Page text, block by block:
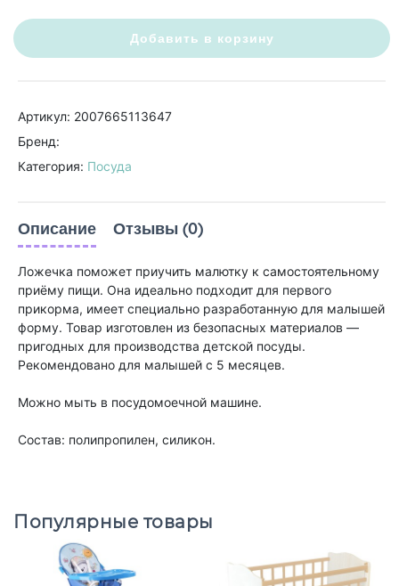
Добавить в корзину
Артикул: 2007665113647
Бренд:
Категория: Посуда
Описание Отзывы (0)
Ложечка поможет приучить малютку к самостоятельному
приёму пищи. Она идеально подходит для первого
прикорма, имеет специально разработанную для малышей
форму. Товар изготовлен из безопасных материалов —
пригодных для производства детской посуды.
Рекомендовано для малышей с 5 месяцев.
Можно мыть в посудомоечной машине.
Состав: полипропилен, силикон.
Популярные товары